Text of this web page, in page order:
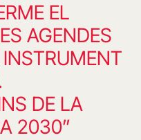
EL
AGENDES
DE LA
2030”